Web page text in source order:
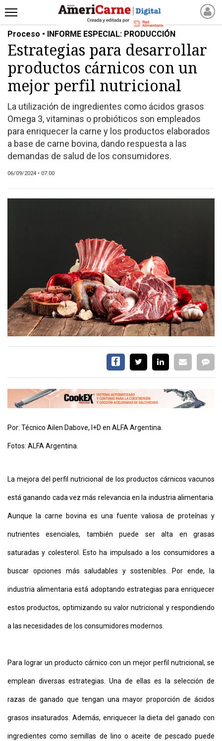
INICIO
NOTICIAS RECIENTES
NOTICIAS
ARTICULOS
PRODUCCIÓN
PROCESO
PRODUCTO
NUEVOS PRODUCTOS
MARKETPLACE
REVISTAS
CATÁLOGO DE CORTES
CAPACITACIONES
CALENDARIO
MEDIA KIT
TEMAS DESTACADOS
CARNE
FRIGORIFICO
VACAS
AGRO
CONCURSO
PREMIO
AYUDA
Y
POLÍTICAS
PRIVACIDAD
Proceso • INFORME ESPECIAL: PRODUCCIÓN
Estrategias para desarrollar
productos cárnicos con un
mejor perfil nutricional
La utilización de ingredientes como ácidos grasos
Omega 3, vitaminas o probióticos son empleados
para enriquecer la carne y los productos elaborados
a base de carne bovina, dando respuesta a las
demandas de salud de los consumidores.
06/09/2024 • 07:00
Por: Técnico Ailen Dabove, I+D en ALFA Argentina.
Fotos: ALFA Argentina.
La mejora del perfil nutricional de los productos cárnicos vacunos
está ganando cada vez más relevancia en la industria alimentaria.
Aunque la carne bovina es una fuente valiosa de proteínas y
nutrientes esenciales, también puede ser alta en grasas
saturadas y colesterol. Esto ha impulsado a los consumidores a
buscar opciones más saludables y sostenibles. Por ende, la
industria alimentaria está adoptando estrategias para enriquecer
estos productos, optimizando su valor nutricional y respondiendo
a las necesidades de los consumidores modernos.
Para lograr un producto cárnico con un mejor perfil nutricional, se
emplean diversas estrategias. Una de ellas es la selección de
razas de ganado que tengan una mayor proporción de ácidos
grasos insaturados. Además, enriquecer la dieta del ganado con
ingredientes como semillas de lino o aceite de pescado puede